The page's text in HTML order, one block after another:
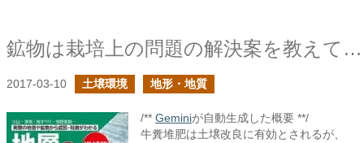
鉱物は栽培上の問題の解決案を教えてくれる
2017-03-10 土壌環境 地形・地質
/** Geminiが自動生成した概要 **/
牛糞堆肥は土壌改良に有効とされるが、